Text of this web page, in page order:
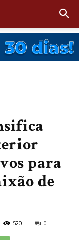
para
de
520 0